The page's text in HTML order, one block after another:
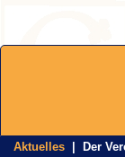
Aktuelles Der